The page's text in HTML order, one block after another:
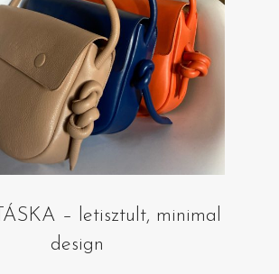
– letisztult, minimal
design